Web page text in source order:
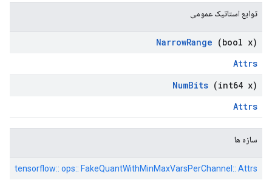
توابع استاتیک عمومی
NarrowRange (bool x)
Attrs
NumBits (int64 x)
Attrs
سازه ها
tensorflow:: ops:: FakeQuantWithMinMaxVarsPerChannel:: Attrs